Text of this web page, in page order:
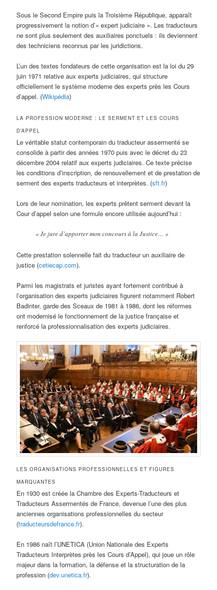
Sous le Second Empire puis la Troisième République, apparaît
progressivement la notion d’« expert judiciaire ». Les traducteurs
ne sont plus seulement des auxiliaires ponctuels : ils deviennent
des techniciens reconnus par les juridictions.
L’un des textes fondateurs de cette organisation est la loi du 29
juin 1971 relative aux experts judiciaires, qui structure
officiellement le système moderne des experts près les Cours
d’appel. (Wikipédia)
LA PROFESSION MODERNE : LE SERMENT ET LES COURS
D’APPEL
Le véritable statut contemporain du traducteur assermenté se
consolide à partir des années 1970 puis avec le décret du 23
décembre 2004 relatif aux experts judiciaires. Ce texte précise
les conditions d’inscription, de renouvellement et de prestation de
serment des experts traducteurs et interprètes. (sft.fr)
Lors de leur nomination, les experts prêtent serment devant la
Cour d’appel selon une formule encore utilisée aujourd’hui :
« Je jure d’apporter mon concours à la Justice… »
Cette prestation solennelle fait du traducteur un auxiliaire de
justice (cetiecap.com).
Parmi les magistrats et juristes ayant fortement contribué à
l’organisation des experts judiciaires figurent notamment Robert
Badinter, garde des Sceaux de 1981 à 1986, dont les réformes
ont modernisé le fonctionnement de la justice française et
renforcé la professionnalisation des experts judiciaires.
LES ORGANISATIONS PROFESSIONNELLES ET FIGURES
MARQUANTES
En 1930 est créée la Chambre des Experts-Traducteurs et
Traducteurs Assermentés de France, devenue l’une des plus
anciennes organisations professionnelles du secteur
(traducteursdefrance.fr).
En 1986 naît l’UNETICA (Union Nationale des Experts
Traducteurs Interprètes près les Cours d’Appel), qui joue un rôle
majeur dans la formation, la défense et la structuration de la
profession (dev.unetica.fr).